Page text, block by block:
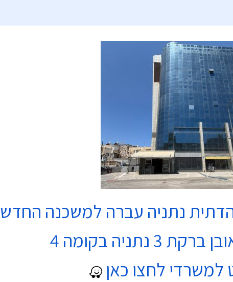
נתניה עברה למשכנה החדש
נתניה בקומה 4
למשרדי לחצו כאן
דף הביתאודות המועצה
כשרות